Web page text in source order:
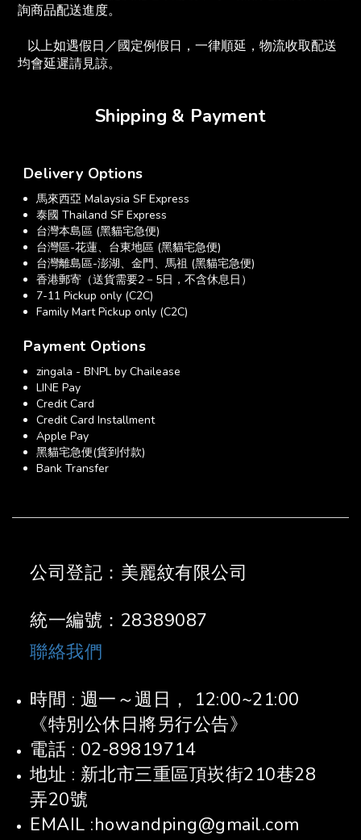
詢商品配送進度。
均會延遲請見諒。
Shipping & Payment
Delivery Options
馬來西亞 Malaysia SF Express
泰國 Thailand SF Express
台灣本島區 (黑貓宅急便)
台灣區-花蓮、台東地區 (黑貓宅急便)
台灣離島區-澎湖、金門、馬祖 (黑貓宅急便)
香港郵寄（送貨需要2－5日，不含休息日）
7-11 Pickup only (C2C)
Family Mart Pickup only (C2C)
Payment Options
zingala - BNPL by Chailease
LINE Pay
Credit Card
Credit Card Installment
Apple Pay
黑貓宅急便(貨到付款)
Bank Transfer
公司登記：美麗紋有限公司
統一編號：28389087
聯絡我們
時間 : 週一～週日， 12:00~21:00
《特別公休日將另行公告》
電話 : 02-89819714
地址 : 新北市三重區頂崁街210巷28
弄20號
EMAIL :howandping@gmail.com